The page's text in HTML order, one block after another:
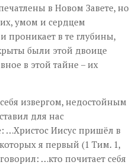
в Новом Завете, но
умом и сердцем
проникает в те глубины,
были этой двоице
в этой тайне – их
извергом, недостойным
для нас
…Христос Иисус пришёл в
я первый (1 Тим. 1,
…кто почитает себя